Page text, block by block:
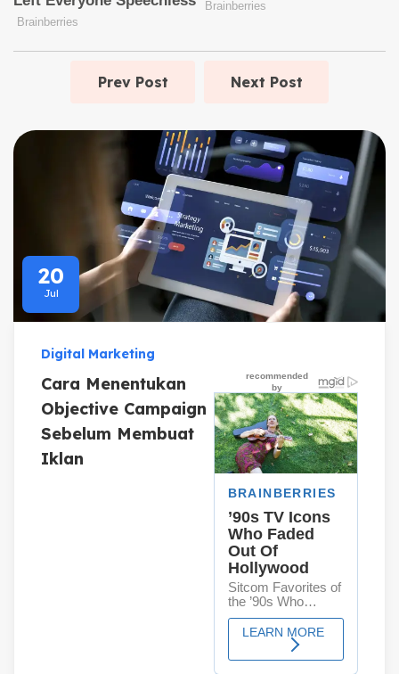
Prev Post Next Post
20
Jul
Digital Marketing
Cara Menentukan
Objective Campaign
Sebelum Membuat
Iklan